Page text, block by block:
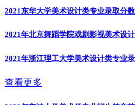
2021东华大学美术设计类专业录取分
2021年北京舞蹈学院戏剧影视美术设
2021年浙江理工大学美术设计类专业
查看更多